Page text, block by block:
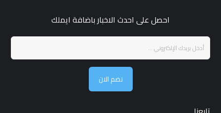
احصل على احدث الاخبار باضافة ايملك
نضم الان